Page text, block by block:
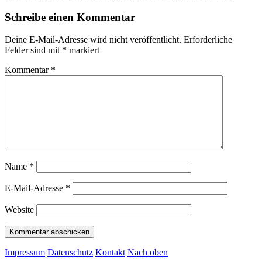
Schreibe einen Kommentar
Deine E-Mail-Adresse wird nicht veröffentlicht. Erforderliche
Felder sind mit * markiert
Kommentar *
Name *
E-Mail-Adresse *
Website
Impressum Datenschutz Kontakt Nach oben